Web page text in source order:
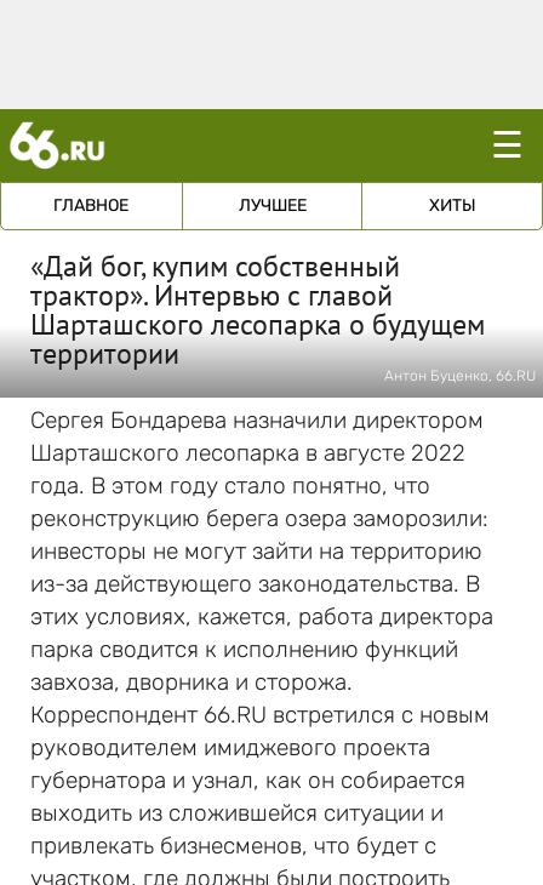
☰
ГЛАВНОЕ ЛУЧШЕЕ ХИТЫ
«Дай бог, купим собственный
трактор». Интервью с главой
Шарташского лесопарка о будущем
территории
Антон Буценко, 66.RU
Сергея Бондарева назначили директором
Шарташского лесопарка в августе 2022
года. В этом году стало понятно, что
реконструкцию берега озера заморозили:
инвесторы не могут зайти на территорию
из-за действующего законодательства. В
этих условиях, кажется, работа директора
парка сводится к исполнению функций
завхоза, дворника и сторожа.
Корреспондент 66.RU встретился с новым
руководителем имиджевого проекта
губернатора и узнал, как он собирается
выходить из сложившейся ситуации и
привлекать бизнесменов, что будет с
участком, где должны были построить